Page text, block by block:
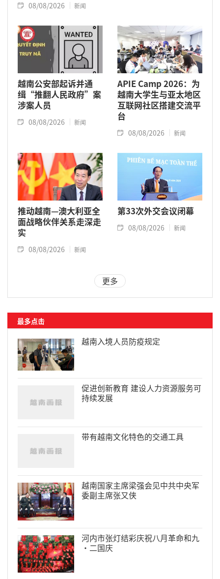
08/08/2026 新闻
越南公安部起诉并通
缉“推翻人民政府”案
涉案人员
08/08/2026 新闻
APIE Camp 2026：为
越南大学生与亚太地区
互联网社区搭建交流平
台
08/08/2026 新闻
推动越南—澳大利亚全
面战略伙伴关系走深走
实
08/08/2026 新闻
第33次外交会议闭幕
08/08/2026 新闻
更多
最多点击
越南入境人员防疫规定
促进创新教育 建设人力资源服务可
持续发展
带有越南文化特色的交通工具
越南国家主席梁强会见中共中央军
委副主席张又侠
河内市张灯结彩庆祝八月革命和九
·二国庆